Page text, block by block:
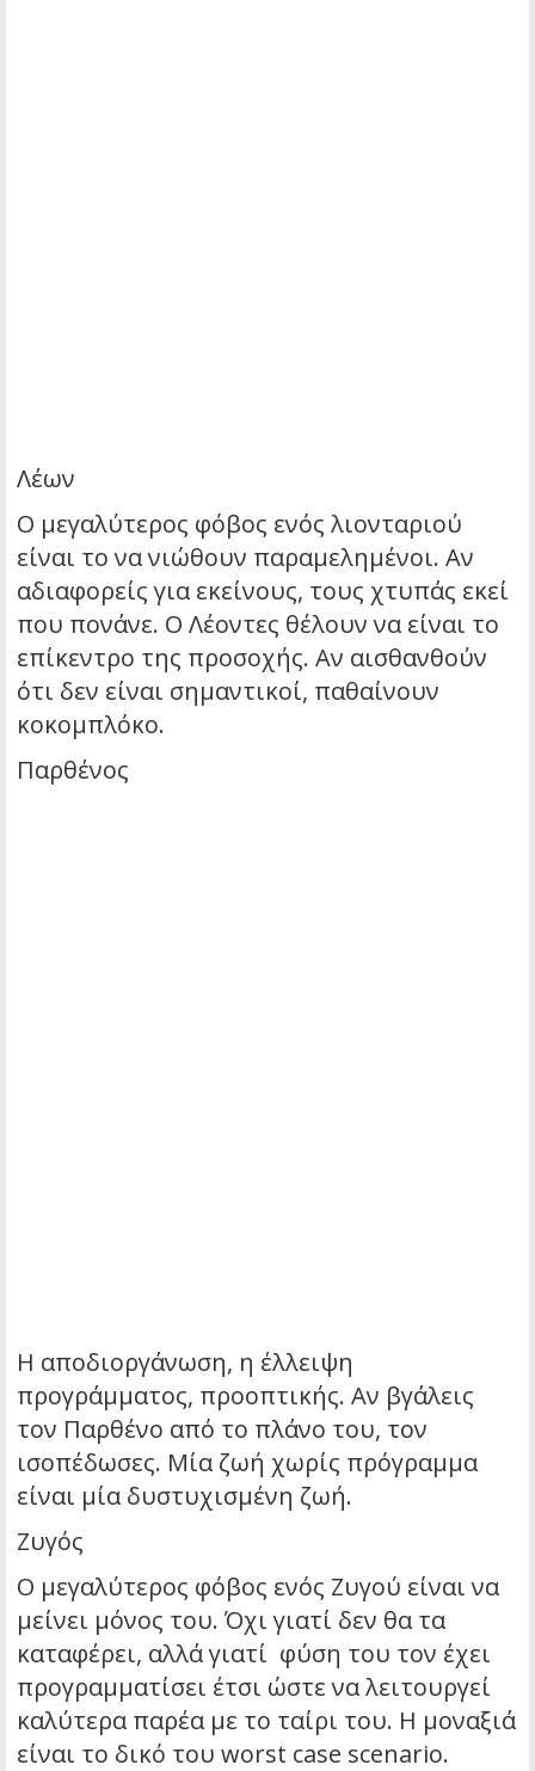
Λέων
Ο μεγαλύτερος φόβος ενός λιονταριού
είναι το να νιώθουν παραμελημένοι. Αν
αδιαφορείς για εκείνους, τους χτυπάς εκεί
που πονάνε. Ο Λέοντες θέλουν να είναι το
επίκεντρο της προσοχής. Αν αισθανθούν
ότι δεν είναι σημαντικοί, παθαίνουν
κοκομπλόκο.
Παρθένος
Η αποδιοργάνωση, η έλλειψη
προγράμματος, προοπτικής. Αν βγάλεις
τον Παρθένο από το πλάνο του, τον
ισοπέδωσες. Μία ζωή χωρίς πρόγραμμα
είναι μία δυστυχισμένη ζωή.
Ζυγός
Ο μεγαλύτερος φόβος ενός Ζυγού είναι να
μείνει μόνος του. Όχι γιατί δεν θα τα
καταφέρει, αλλά γιατί φύση του τον έχει
προγραμματίσει έτσι ώστε να λειτουργεί
καλύτερα παρέα με το ταίρι του. Η μοναξιά
είναι το δικό του worst case scenario.